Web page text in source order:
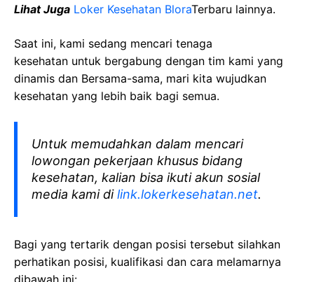
Lihat Juga Loker Kesehatan BloraTerbaru lainnya.
Saat ini, kami sedang mencari tenaga
kesehatan untuk bergabung dengan tim kami yang
dinamis dan Bersama-sama, mari kita wujudkan
kesehatan yang lebih baik bagi semua.
Untuk memudahkan dalam mencari
lowongan pekerjaan khusus bidang
kesehatan, kalian bisa ikuti akun sosial
media kami dilink.lokerkesehatan.net.
Bagi yang tertarik dengan posisi tersebut silahkan
perhatikan posisi, kualifikasi dan cara melamarnya
dibawah ini: